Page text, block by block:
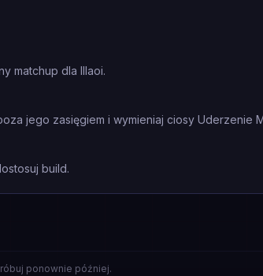
matchup dla Illaoi.
jego zasięgiem i wymieniaj ciosy Uderzenie
build.
ponownie później.